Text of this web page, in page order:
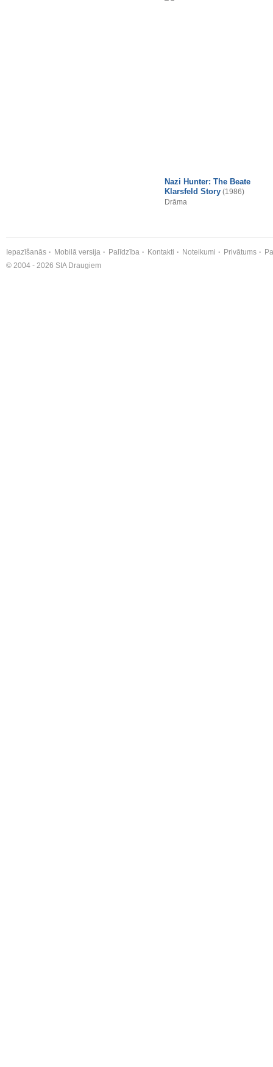
Nazi Hunter: The Beate
Klarsfeld Story (1986)
Drāma
Iepazīšanās Mobilā versija Palīdzība Kontakti Noteikumi Privātums
© 2004 - 2026 SIA Draugiem